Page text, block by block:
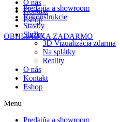
O nás
Kontakt
Eshop
OBHLIADKA ZADARMO
Predajňa a showroom
Rekonštrukcie
Stavby
Služby
3D Vizualizácia zdarma
Na splátky
Reality
O nás
Kontakt
Eshop
Menu
Predajňa a showroom